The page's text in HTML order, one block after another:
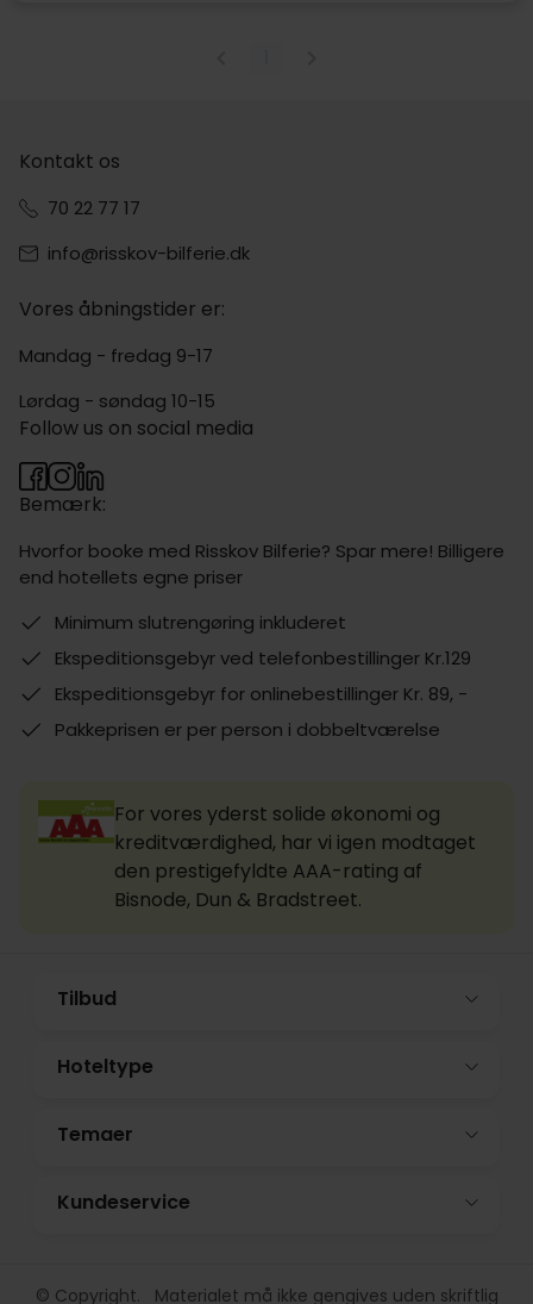
Kontakt os
70 22 77 17
info@risskov-bilferie.dk
Vores åbningstider er:
Mandag - fredag 9-17
Lørdag - søndag 10-15
Bemærk:
Hvorfor booke med Risskov Bilferie? Spar mere! Billigere
end hotellets egne priser
Minimum slutrengøring inkluderet
Ekspeditionsgebyr ved telefonbestillinger Kr.129
Ekspeditionsgebyr for onlinebestillinger Kr. 89, -
Pakkeprisen er per person i dobbeltværelse
Follow us on social media
For vores yderst solide økonomi og
kreditværdighed, har vi igen modtaget
den prestigefyldte AAA-rating af
Bisnode, Dun & Bradstreet.
Tilbud
Hoteltype
Temaer
Kundeservice
© Copyright. Materialet må ikke gengives uden skriftlig